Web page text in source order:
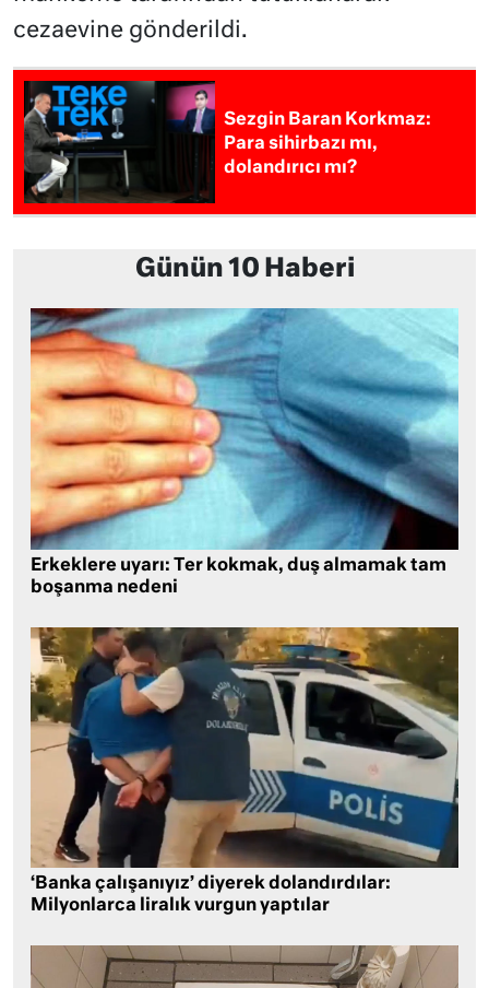
cezaevine gönderildi.
Sezgin Baran Korkmaz:
Para sihirbazı mı,
dolandırıcı mı?
Günün 10 Haberi
Erkeklere uyarı: Ter kokmak, duş almamak tam
boşanma nedeni
‘Banka çalışanıyız’ diyerek dolandırdılar:
Milyonlarca liralık vurgun yaptılar